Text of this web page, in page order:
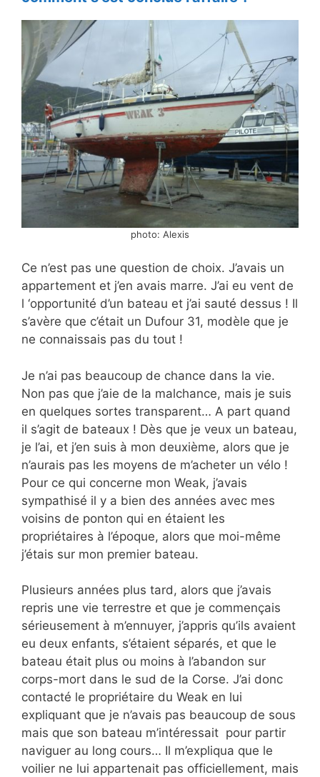
photo: Alexis
Ce n’est pas une question de choix. J’avais un
appartement et j’en avais marre. J’ai eu vent de
l ‘opportunité d’un bateau et j’ai sauté dessus ! Il
s’avère que c’était un Dufour 31, modèle que je
ne connaissais pas du tout !
Je n’ai pas beaucoup de chance dans la vie.
Non pas que j’aie de la malchance, mais je suis
en quelques sortes transparent… A part quand
il s’agit de bateaux ! Dès que je veux un bateau,
je l’ai, et j’en suis à mon deuxième, alors que je
n’aurais pas les moyens de m’acheter un vélo !
Pour ce qui concerne mon Weak, j’avais
sympathisé il y a bien des années avec mes
voisins de ponton qui en étaient les
propriétaires à l’époque, alors que moi-même
j’étais sur mon premier bateau.
Plusieurs années plus tard, alors que j’avais
repris une vie terrestre et que je commençais
sérieusement à m’ennuyer, j’appris qu’ils avaient
eu deux enfants, s’étaient séparés, et que le
bateau était plus ou moins à l’abandon sur
corps-mort dans le sud de la Corse. J’ai donc
contacté le propriétaire du Weak en lui
expliquant que je n’avais pas beaucoup de sous
mais que son bateau m’intéressait pour partir
naviguer au long cours… Il m’expliqua que le
voilier ne lui appartenait pas officiellement, mais